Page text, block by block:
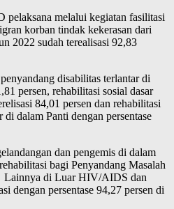
pelaksana melalui kegiatan fasilitasi
korban tindak kekerasan dari
2022 sudah terealisasi 92,83
disabilitas terlantar di
persen, rehabilitasi sosial dasar
84,01 persen dan rehabilitasi
dalam Panti dengan persentase
dan pengemis di dalam
bagi Penyandang Masalah
Lainnya di Luar HIV/AIDS dan
dengan persentase 94,27 persen di